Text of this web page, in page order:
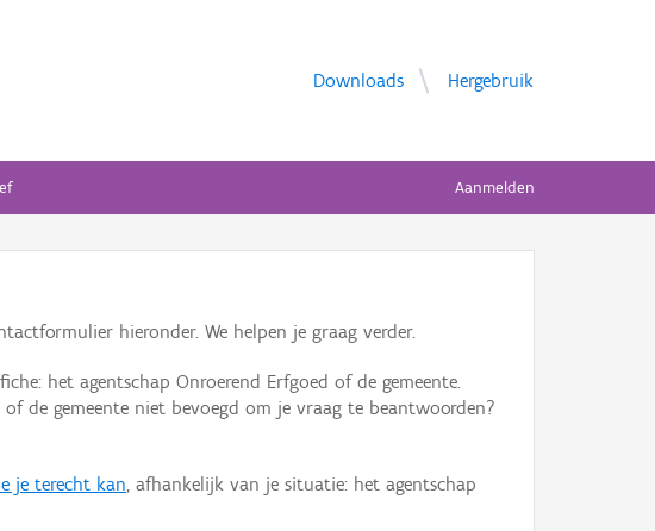
Downloads Hergebruik
Aanmelden
hieronder. We helpen je graag verder.
het agentschap Onroerend Erfgoed of de gemeente.
de gemeente niet bevoegd om je vraag te beantwoorden?
je terecht kan, afhankelijk van je situatie: het agentschap